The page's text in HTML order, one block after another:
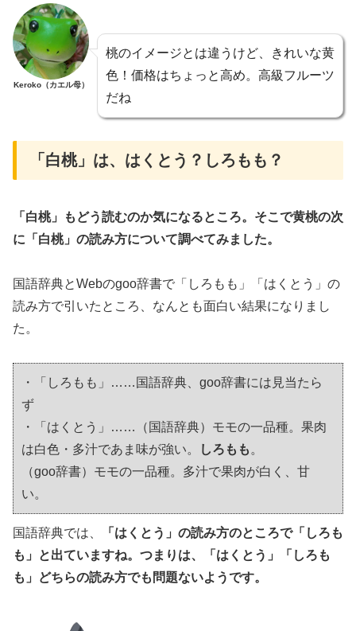
Keroko（カエル母）
桃のイメージとは違うけど、きれいな黄
色！価格はちょっと高め。高級フルーツ
だね
「白桃」は、はくとう？しろもも？
「白桃」もどう読むのか気になるところ。そこで黄桃の次
に「白桃」の読み方について調べてみました。
国語辞典とWebのgoo辞書で「しろもも」「はくとう」の
読み方で引いたところ、なんとも面白い結果になりまし
た。
・「しろもも」……国語辞典、goo辞書には見当たら
ず
・「はくとう」……（国語辞典）モモの一品種。果肉
は白色・多汁であま味が強い。
しろもも 。
（goo辞書）モモの一品種。多汁で果肉が白く、甘
い。
国語辞典では、
「はくとう」の読み方のところで「しろも
も」と出ていますね。つまりは、「はくとう」「しろも
も」どちらの読み方でも問題ないようです。